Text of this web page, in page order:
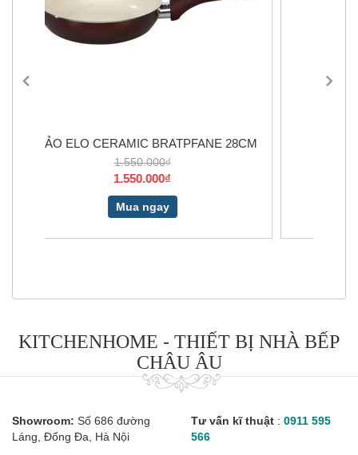
ELO PURE MERCURY 28
2.150.000₫
1.500.000₫
KITCHENHOME - THIẾT BỊ NHÀ BẾP
CHÂU ÂU
Showroom: Số 686 đường
Láng, Đống Đa, Hà Nội
Tư vấn kĩ thuật : 0911 595
566